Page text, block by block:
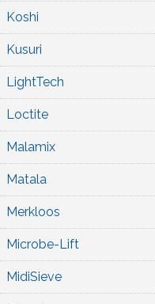
Koshi
Kusuri
LightTech
Loctite
Malamix
Matala
Merkloos
Microbe-Lift
MidiSieve